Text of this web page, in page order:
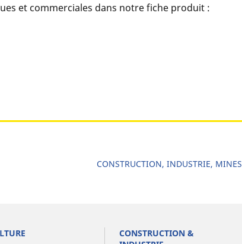
et commerciales dans notre fiche produit :
CONSTRUCTION, INDUSTRIE, MINES
CONSTRUCTION &